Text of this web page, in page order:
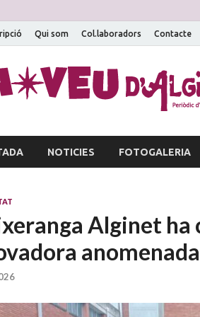
Qui som Col.laboradors Contacte
NOTICIES FOTOGALERIA
Alginet ha